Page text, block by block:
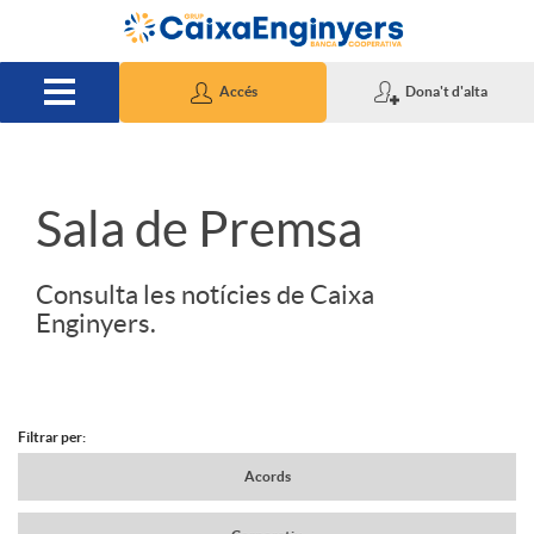
Salta al contingut principal
Accés Dona't d'alta
S
d
Sala de Premsa
Consulta les notícies de Caixa
Enginyers.
N
Filtrar per:
Acords